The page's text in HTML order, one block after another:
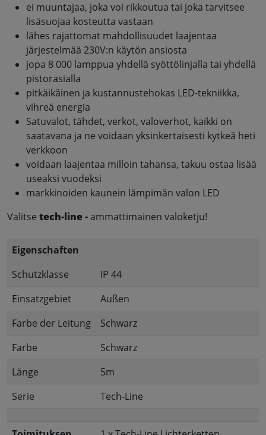
ei muuntajaa, joka voi rikkoutua tai joka tarvitsee
lisäsuojaa kosteutta vastaan
lähes rajattomat mahdollisuudet laajentaa
järjestelmää 230V:n käytön ansiosta
jopa 8 000 lamppua yhdellä syöttölinjalla tai yhdellä
pistorasialla
pitkäikäinen ja kustannustehokas LED-tekniikka,
vihreä energia
Satuvalot, tähdet, verkot, valoverhot, kaikki on
saatavana ja ne voidaan yksinkertaisesti kytkeä heti
verkkoon
voidaan laajentaa milloin tahansa, takuu ostaa lisää
useaksi vuodeksi
markkinoiden kaunein lämpimän valon LED
Valitse tech-line -ammattimainen valoketju!
Eigenschaften
Schutzklasse
IP 44
Einsatzgebiet
Außen
Farbe der Leitung
Schwarz
Farbe
Schwarz
Länge
5m
Serie
Tech-Line